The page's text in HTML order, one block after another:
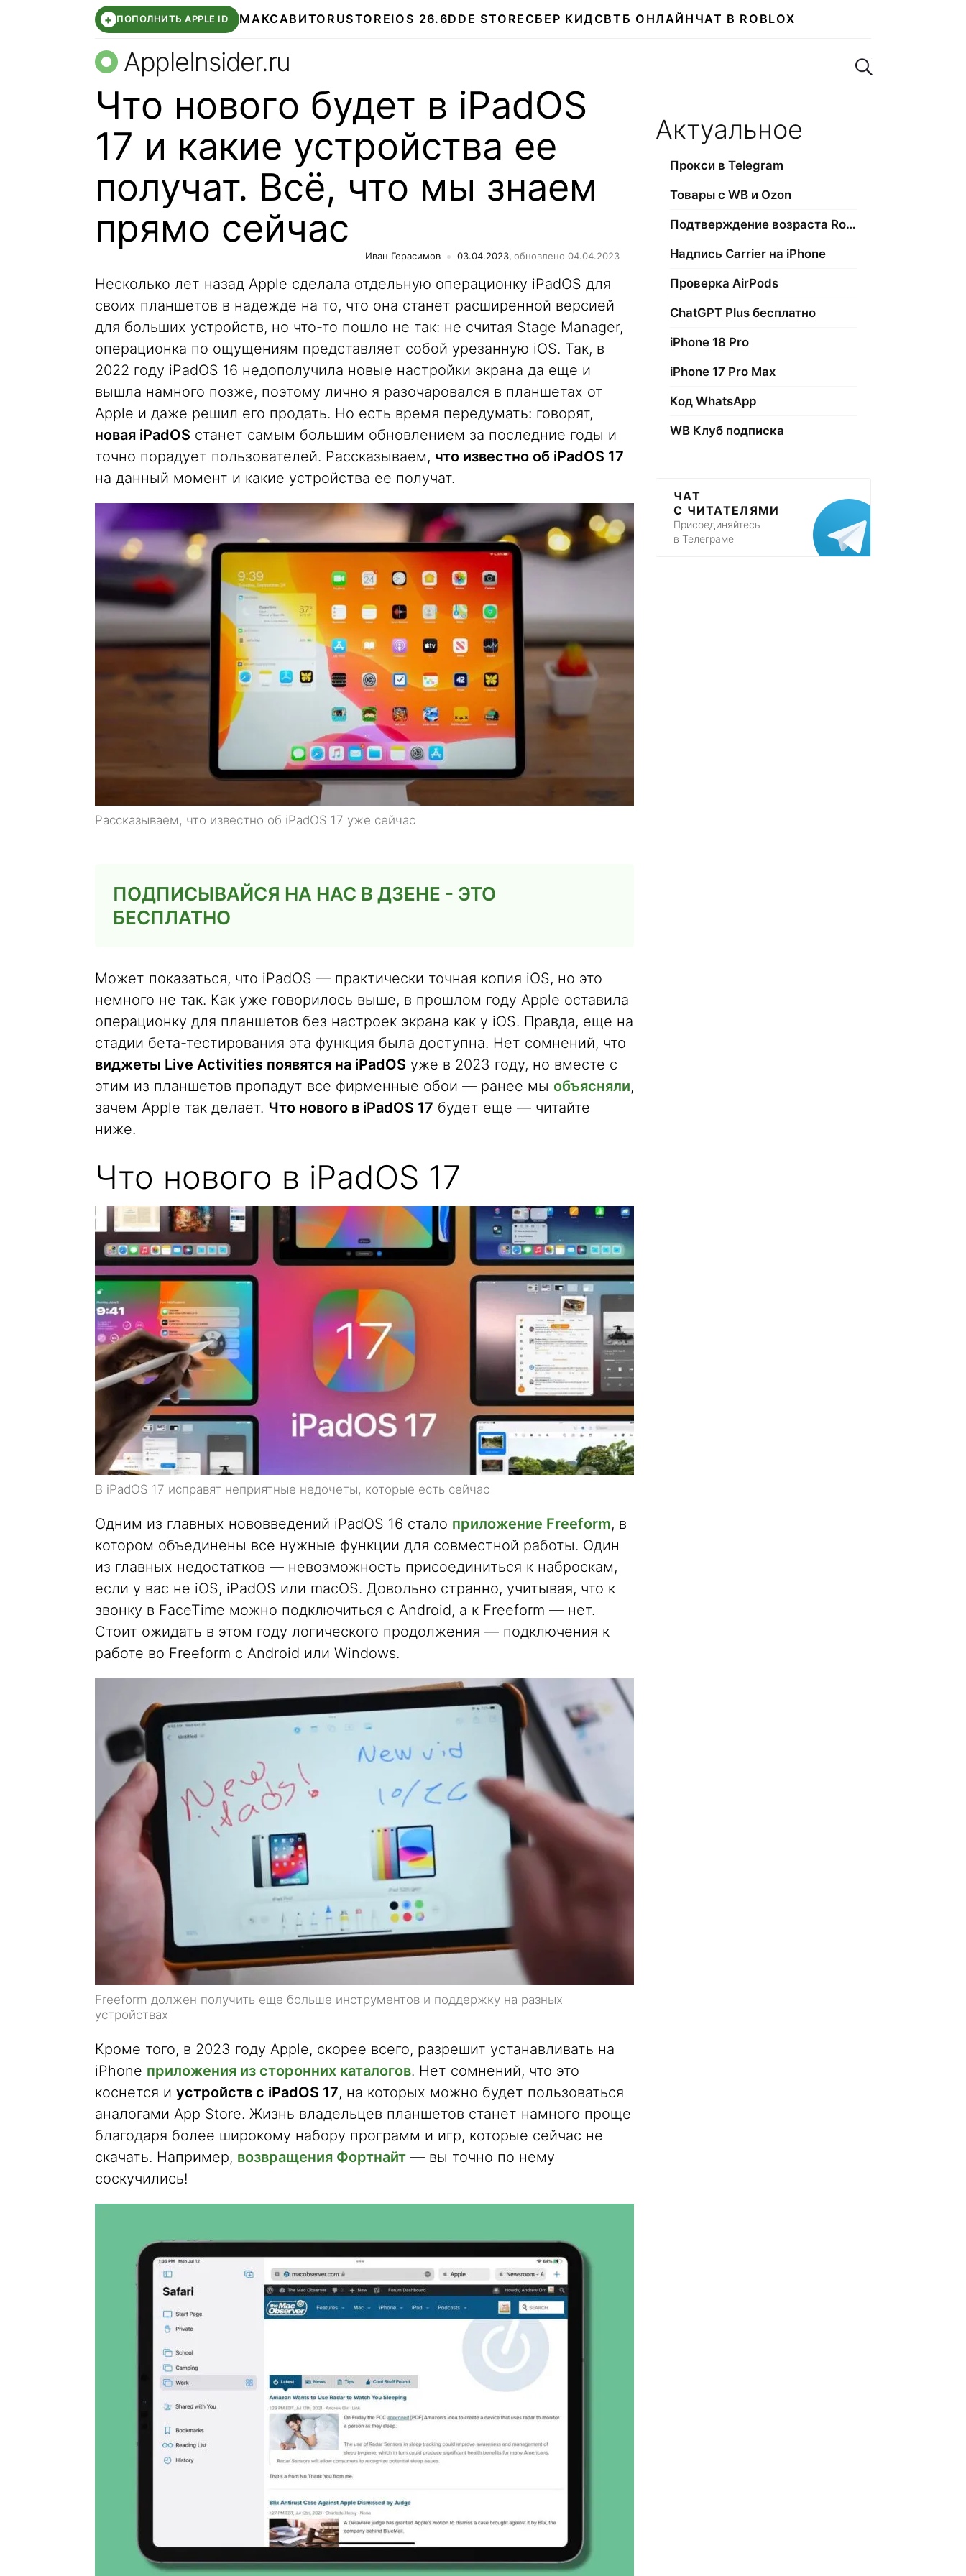
+ ПОПОЛНИТЬ APPLE ID МАКСАВИТО RUSTOREIOS 26.6DDE STORE СБЕР КИДСВТБ ОНЛАЙН ЧАТ В ROBLOX
AppleInsider.ru Поиск по сайту
Что нового будет в iPadOS
17 и какие устройства ее
получат. Всё, что мы знаем
прямо сейчас
Иван Герасимов 03.04.2023, обновлено 04.04.2023
Несколько лет назад Apple сделала отдельную операционку iPadOS для
своих планшетов в надежде на то, что она станет расширенной версией
для больших устройств, но что-то пошло не так: не считая Stage Manager,
операционка по ощущениям представляет собой урезанную iOS. Так, в
2022 году iPadOS 16 недополучила новые настройки экрана да еще и
вышла намного позже, поэтому лично я разочаровался в планшетах от
Apple и даже решил его продать. Но есть время передумать: говорят,
новая iPadOS станет самым большим обновлением за последние годы и
точно порадует пользователей. Рассказываем, что известно об iPadOS 17
на данный момент и какие устройства ее получат.
Рассказываем, что известно об iPadOS 17 уже сейчас
ПОДПИСЫВАЙСЯ НА НАС В ДЗЕНЕ - ЭТО
БЕСПЛАТНО
Может показаться, что iPadOS — практически точная копия iOS, но это
немного не так. Как уже говорилось выше, в прошлом году Apple оставила
операционку для планшетов без настроек экрана как у iOS. Правда, еще на
стадии бета-тестирования эта функция была доступна. Нет сомнений, что
виджеты Live Activities появятся на iPadOS уже в 2023 году, но вместе с
этим из планшетов пропадут все фирменные обои — ранее мы объясняли,
зачем Apple так делает. Что нового в iPadOS 17 будет еще — читайте
ниже.
Что нового в iPadOS 17
В iPadOS 17 исправят неприятные недочеты, которые есть сейчас
Одним из главных нововведений iPadOS 16 стало приложение Freeform, в
котором объединены все нужные функции для совместной работы. Один
из главных недостатков — невозможность присоединиться к наброскам,
если у вас не iOS, iPadOS или macOS. Довольно странно, учитывая, что к
звонку в FaceTime можно подключиться с Android, а к Freeform — нет.
Стоит ожидать в этом году логического продолжения — подключения к
работе во Freeform с Android или Windows.
Freeform должен получить еще больше инструментов и поддержку на разных
устройствах
Кроме того, в 2023 году Apple, скорее всего, разрешит устанавливать на
iPhone приложения из сторонних каталогов. Нет сомнений, что это
коснется и устройств с iPadOS 17, на которых можно будет пользоваться
аналогами App Store. Жизнь владельцев планшетов станет намного проще
благодаря более широкому набору программ и игр, которые сейчас не
скачать. Например, возвращения Фортнайт — вы точно по нему
соскучились!
Актуальное
Прокси в Telegram
Товары с WB и Ozon
Подтверждение возраста Roblox
Надпись Carrier на iPhone
Проверка AirPods
ChatGPT Plus бесплатно
iPhone 18 Pro
iPhone 17 Pro Max
Код WhatsApp
WB Клуб подписка
ЧАТ
С ЧИТАТЕЛЯМИ
Присоединяйтесь
в Телеграме